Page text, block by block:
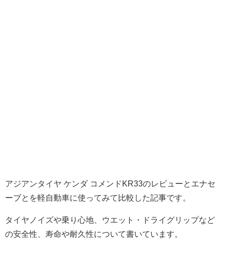
アジアンタイヤ ケンダ コメンドKR33のレビューとエナセ
ーブとを軽自動車に使ってみて比較した記事です。
タイヤノイズや乗り心地、ウエット・ドライグリップなど
の安全性、寿命や耐久性について書いています。